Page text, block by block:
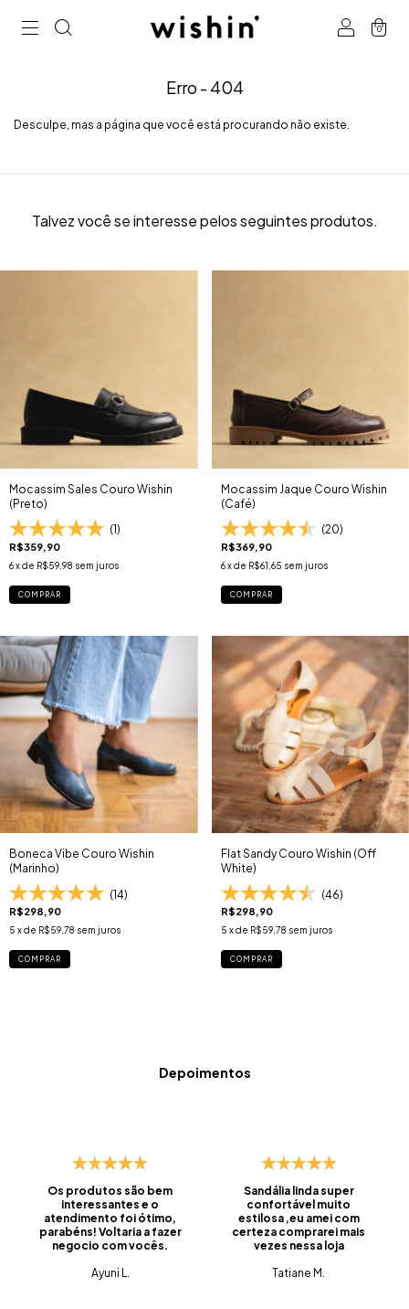
0
Erro - 404
Desculpe, mas a página que você está procurando não existe.
Talvez você se interesse pelos seguintes produtos.
Mocassim Sales Couro Wishin
(Preto)
(1)
R$359,90
6x de R$59,98 sem juros
COMPRAR
Mocassim Jaque Couro Wishin
(Café)
(20)
R$369,90
6 x de R$61,65 sem juros
COMPRAR
Boneca Vibe Couro Wishin
(Marinho)
(14)
R$298,90
5 x de R$59,78 sem juros
COMPRAR
Flat Sandy Couro Wishin (Off
White)
(46)
R$298,90
5 x de R$59,78 sem juros
COMPRAR
Depoimentos
Os produtos são bem
interessantes e o
atendimento foi ótimo,
parabéns! Voltaria a fazer
negocio com vocês.
Ayuni L.
Sandália linda super
confortável muito
estilosa ,eu amei com
certeza comprarei mais
vezes nessa loja
Tatiane M.